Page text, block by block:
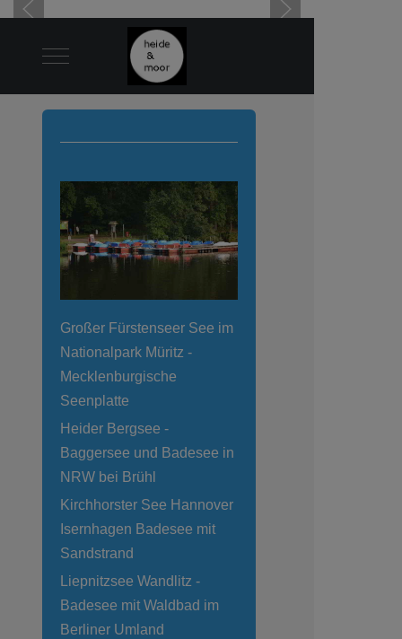
Mobile Menu Toggle
Großer Fürstenseer See im
Nationalpark Müritz -
Mecklenburgische
Seenplatte
Heider Bergsee -
Baggersee und Badesee in
NRW bei Brühl
Kirchhorster See Hannover
Isernhagen Badesee mit
Sandstrand
Liepnitzsee Wandlitz -
Badesee mit Waldbad im
Berliner Umland